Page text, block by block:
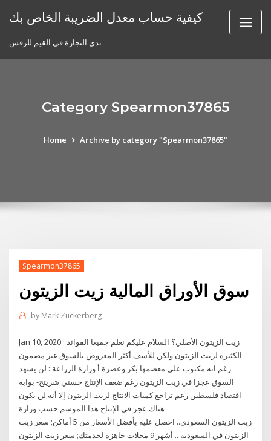
كيفية حساب معدل الضريبة الخاص بك
ندى التجارة في القيم للرفس
Category Spearmon37865
Home Archive by category "Spearmon37865"
Spearmon37865
سوق الأوراق المالية زيت الزيتون
by Mark Zuckerberg
Jan 10, 2020 · زيت الزيتون الأصلي؟ السلام عليكم نعلم جميعا الفوائد
الكثيرة لزيت الزيتون ولكن للأسف أكثر المعروض بالسوق غير مضمون
رغم انه مكتوب على معضمها بكر وعصرة أ وزارة الزراعة : لن يشهد
السوق عجزا في زيت الزيتون رغم ضعف الإنتاج حسني شريتح- بوابة
اقتصاد فلسطين رغم تراجع كميات الانتاج لزيت الزيتون إلا أنه لن يكون
هناك عجز في الإنتاج هذا الموسم حسب وزارة
زيت الزيتون السعودي.. احصل عليه بأفضل الأسعار من 5 أماكن; سعر زيت
الزيتون في السعودية .. أشهر 9 محلات جاهزة لخدمتك; سعر زيت الزيتون